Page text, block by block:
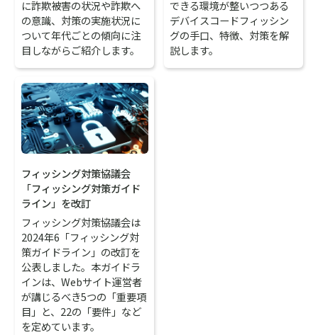
に詐欺被害の状況や詐欺へ
の意識、対策の実施状況に
ついて年代ごとの傾向に注
目しながらご紹介します。
できる環境が整いつつある
デバイスコードフィッシン
グの手口、特徴、対策を解
説します。
フィッシング対策協議会
「フィッシング対策ガイド
ライン」を改訂
フィッシング対策協議会は
2024年6「フィッシング対
策ガイドライン」の改訂を
公表しました。本ガイドラ
インは、Webサイト運営者
が講じるべき5つの「重要項
目」と、22の「要件」など
を定めています。